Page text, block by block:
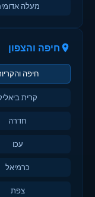
מעלה
חיפה והצפון
חיפה
קרית
חדרה
עכו
כרמיאל
צפת